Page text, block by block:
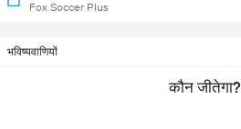
Fox Soccer Plus
भविष्यवाणियों
कौन जीतेगा?